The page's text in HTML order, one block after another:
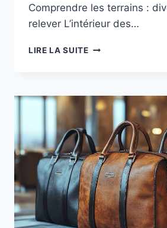
Comprendre les terrains :
relever L’intérieur des…
LIRE LA SUITELES
GOTHIQUES
DÉCOUVRIR
:
CHOISIR
LES
CHAUSSURES
PARFAITES
POUR
CHAQUE
ÉTAPE